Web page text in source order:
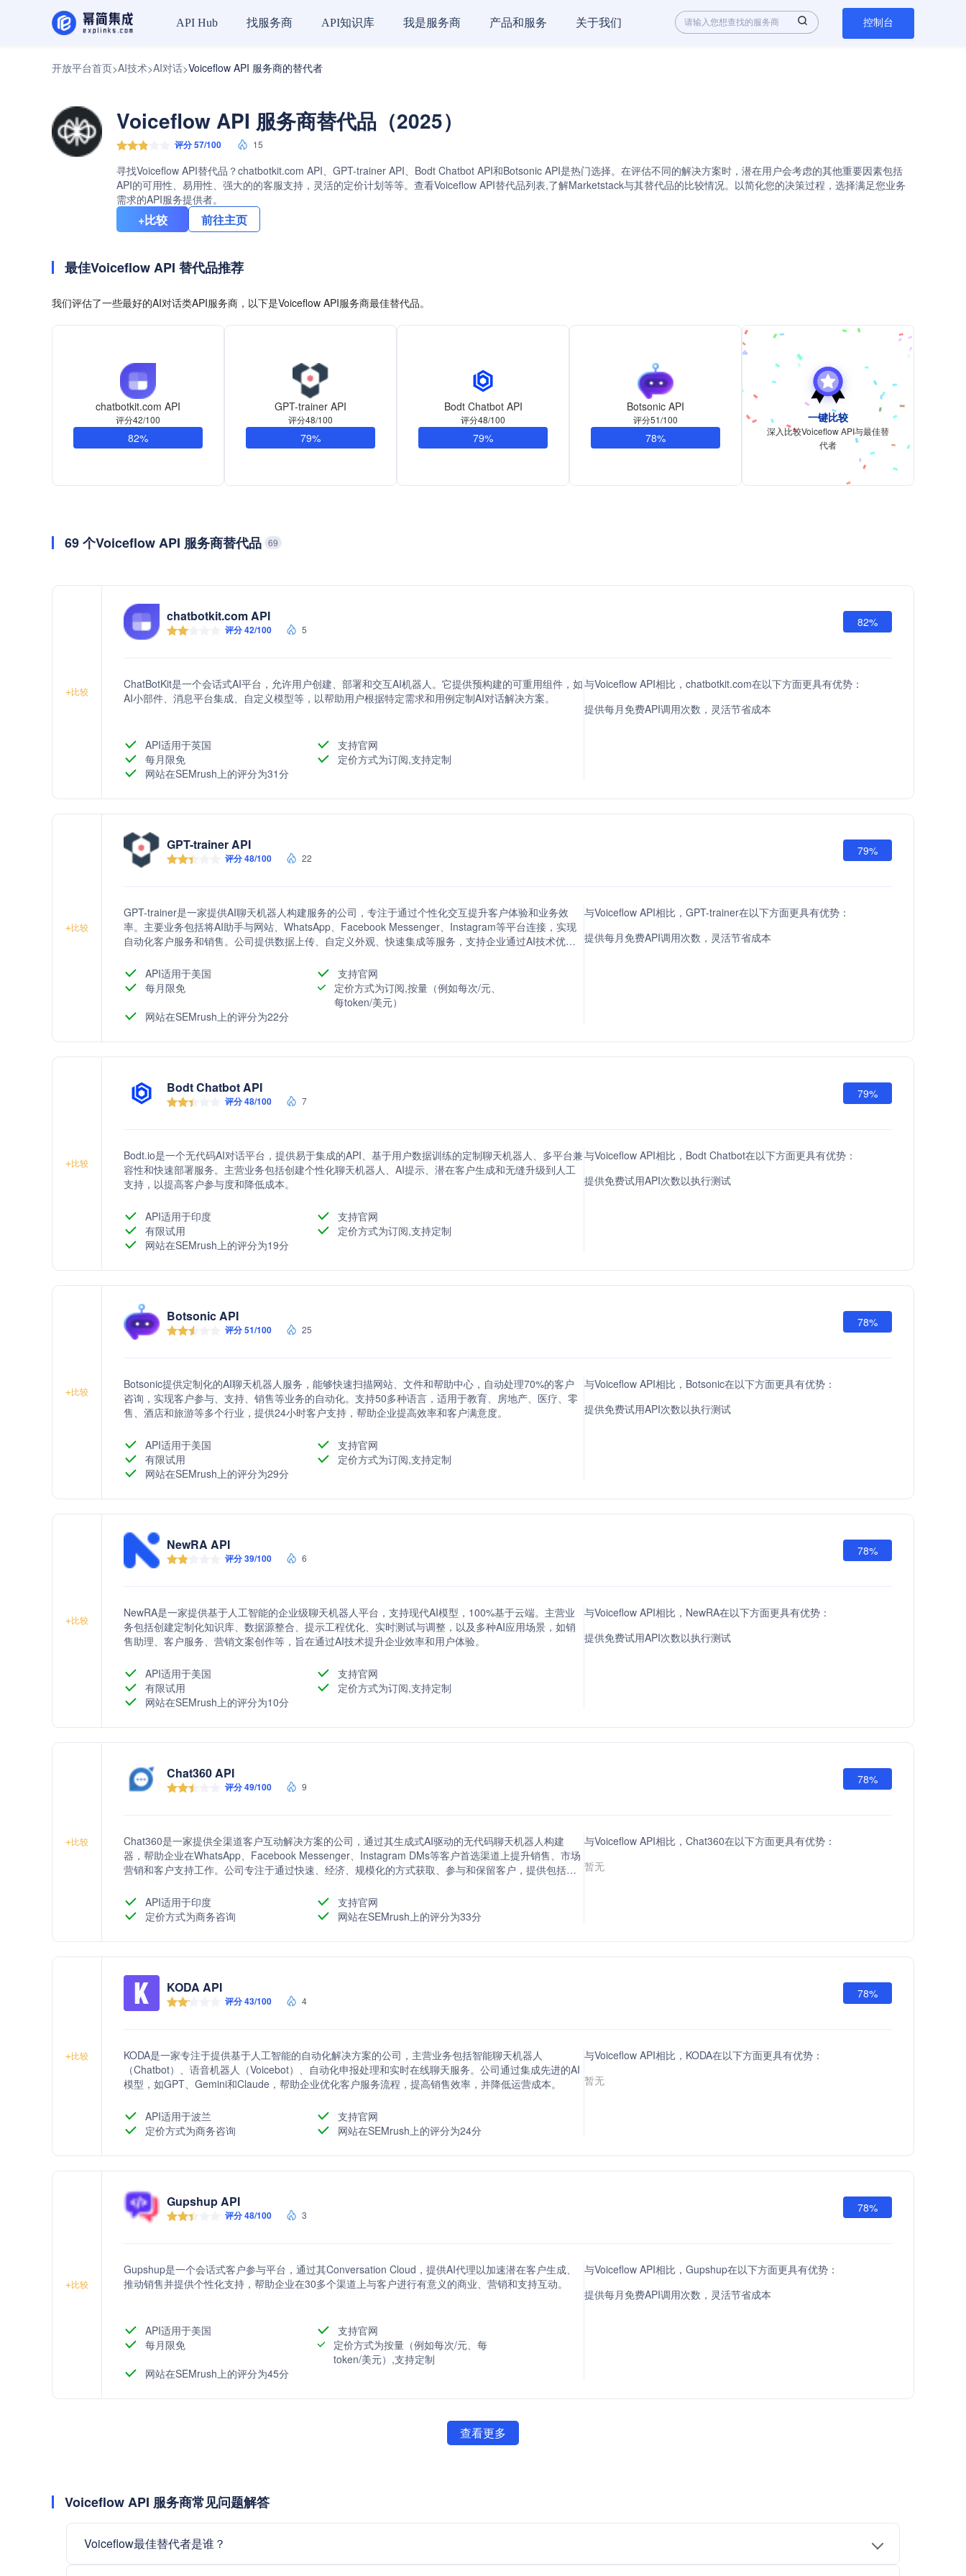
API Hub 找服务商 API知识库 我是服务商 产品和服务 关于我们 控制台
开放平台首页>AI技术>AI对话>Voiceflow API 服务商的替代者
Voiceflow API 服务商替代品（2025）
评分 57/100 15
寻找Voiceflow API替代品？chatbotkit.com API、GPT-trainer API、Bodt Chatbot API和Botsonic API是热门选择。在评估不同的解决方案时，潜在用户会考虑的其他重要因素包括
API的可用性、易用性、强大的的客服支持，灵活的定价计划等等。查看Voiceflow API替代品列表,了解Marketstack与其替代品的比较情况。以简化您的决策过程，选择满足您业务
需求的API服务提供者。
+比较 前往主页
最佳Voiceflow API 替代品推荐
我们评估了一些最好的AI对话类API服务商，以下是Voiceflow API服务商最佳替代品。
chatbotkit.com API
评分42/100
82%
GPT-trainer API
评分48/100
79%
Bodt Chatbot API
评分48/100
79%
Botsonic API
评分51/100
78%
一键比较
深入比较Voiceflow API与最佳替
代者
69 个Voiceflow API 服务商替代品 69
+比较
chatbotkit.com API
评分 42/100 5
82%
ChatBotKit是一个会话式AI平台，允许用户创建、部署和交互AI机器人。它提供预构建的可重用组件，如
AI小部件、消息平台集成、自定义模型等，以帮助用户根据特定需求和用例定制AI对话解决方案。
API适用于英国
支持官网
每月限免
定价方式为订阅,支持定制
网站在SEMrush上的评分为31分
与Voiceflow API相比，chatbotkit.com在以下方面更具有优势：
提供每月免费API调用次数，灵活节省成本
+比较
GPT-trainer API
评分 48/100 22
79%
GPT-trainer是一家提供AI聊天机器人构建服务的公司，专注于通过个性化交互提升客户体验和业务效
率。主要业务包括将AI助手与网站、WhatsApp、Facebook Messenger、Instagram等平台连接，实现
自动化客户服务和销售。公司提供数据上传、自定义外观、快速集成等服务，支持企业通过AI技术优化
API适用于美国
支持官网
每月限免
定价方式为订阅,按量（例如每次/元、
每token/美元）
网站在SEMrush上的评分为22分
与Voiceflow API相比，GPT-trainer在以下方面更具有优势：
提供每月免费API调用次数，灵活节省成本
+比较
Bodt Chatbot API
评分 48/100 7
79%
Bodt.io是一个无代码AI对话平台，提供易于集成的API、基于用户数据训练的定制聊天机器人、多平台兼
容性和快速部署服务。主营业务包括创建个性化聊天机器人、AI提示、潜在客户生成和无缝升级到人工
支持，以提高客户参与度和降低成本。
API适用于印度
支持官网
有限试用
定价方式为订阅,支持定制
网站在SEMrush上的评分为19分
与Voiceflow API相比，Bodt Chatbot在以下方面更具有优势：
提供免费试用API次数以执行测试
+比较
Botsonic API
评分 51/100 25
78%
Botsonic提供定制化的AI聊天机器人服务，能够快速扫描网站、文件和帮助中心，自动处理70%的客户
咨询，实现客户参与、支持、销售等业务的自动化。支持50多种语言，适用于教育、房地产、医疗、零
售、酒店和旅游等多个行业，提供24小时客户支持，帮助企业提高效率和客户满意度。
API适用于美国
支持官网
有限试用
定价方式为订阅,支持定制
网站在SEMrush上的评分为29分
与Voiceflow API相比，Botsonic在以下方面更具有优势：
提供免费试用API次数以执行测试
+比较
NewRA API
评分 39/100 6
78%
NewRA是一家提供基于人工智能的企业级聊天机器人平台，支持现代AI模型，100%基于云端。主营业
务包括创建定制化知识库、数据源整合、提示工程优化、实时测试与调整，以及多种AI应用场景，如销
售助理、客户服务、营销文案创作等，旨在通过AI技术提升企业效率和用户体验。
API适用于美国
支持官网
有限试用
定价方式为订阅,支持定制
网站在SEMrush上的评分为10分
与Voiceflow API相比，NewRA在以下方面更具有优势：
提供免费试用API次数以执行测试
+比较
Chat360 API
评分 49/100 9
78%
Chat360是一家提供全渠道客户互动解决方案的公司，通过其生成式AI驱动的无代码聊天机器人构建
器，帮助企业在WhatsApp、Facebook Messenger、Instagram DMs等客户首选渠道上提升销售、市场
营销和客户支持工作。公司专注于通过快速、经济、规模化的方式获取、参与和保留客户，提供包括潜
API适用于印度
支持官网
定价方式为商务咨询
网站在SEMrush上的评分为33分
与Voiceflow API相比，Chat360在以下方面更具有优势：
暂无
+比较
KODA API
评分 43/100 4
78%
KODA是一家专注于提供基于人工智能的自动化解决方案的公司，主营业务包括智能聊天机器人
（Chatbot）、语音机器人（Voicebot）、自动化申报处理和实时在线聊天服务。公司通过集成先进的AI
模型，如GPT、Gemini和Claude，帮助企业优化客户服务流程，提高销售效率，并降低运营成本。
API适用于波兰
支持官网
定价方式为商务咨询
网站在SEMrush上的评分为24分
与Voiceflow API相比，KODA在以下方面更具有优势：
暂无
+比较
Gupshup API
评分 48/100 3
78%
Gupshup是一个会话式客户参与平台，通过其Conversation Cloud，提供AI代理以加速潜在客户生成、
推动销售并提供个性化支持，帮助企业在30多个渠道上与客户进行有意义的商业、营销和支持互动。
API适用于美国
支持官网
每月限免
定价方式为按量（例如每次/元、每
token/美元）,支持定制
网站在SEMrush上的评分为45分
与Voiceflow API相比，Gupshup在以下方面更具有优势：
提供每月免费API调用次数，灵活节省成本
查看更多
Voiceflow API 服务商常见问题解答
Voiceflow最佳替代者是谁？